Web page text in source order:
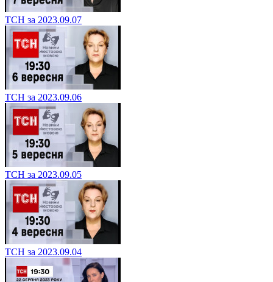
ТСН за 2023.09.07
ТСН за 2023.09.06
ТСН за 2023.09.05
ТСН за 2023.09.04